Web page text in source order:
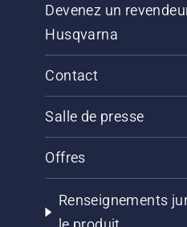
Devenez un
Husqvarna
Contact
Salle de presse
Offres
Renseignements